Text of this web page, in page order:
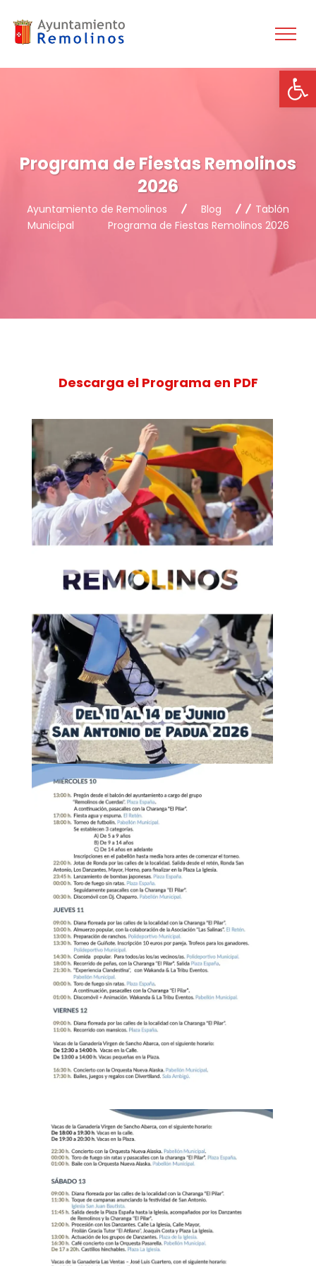
Programa de Fiestas Remolinos
2026
Ayuntamiento de Remolinos Blog
Tablón
Municipal
Programa de Fiestas Remolinos 2026
Descarga el Programa en PDF